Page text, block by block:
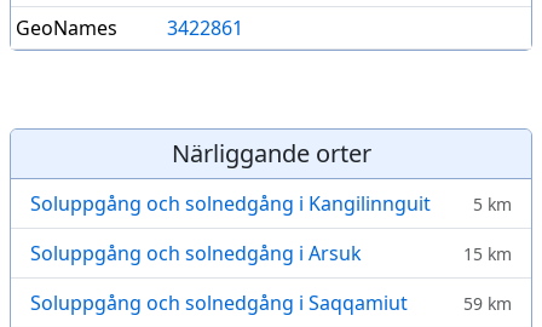
GeoNames
3422861
Närliggande orter
Soluppgång och solnedgång i Kangilinnguit 5 km
Soluppgång och solnedgång i Arsuk 15 km
Soluppgång och solnedgång i Saqqamiut 59 km